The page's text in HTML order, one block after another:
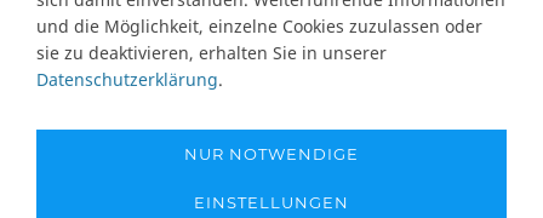
ImpressumIhre Cookie Einstellungen
Abbildungen können von Originalware abweichen! Angabe von
technischen Daten und Lieferzeit unter Vorbehalt.
abweichen!
und die Möglichkeit, einzelne Cookies zuzulassen oder
sie zu deaktivieren, erhalten Sie in unserer
Datenschutzerklärung.
NUR NOTWENDIGE
EINSTELLUNGEN